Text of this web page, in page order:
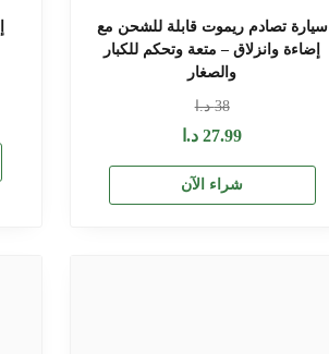
سيارة تصادم ريموت قابلة للشحن مع
إضاءة وانزلاق – متعة وتحكم للكبار
والصغار
38د.ا
27.99د.ا
شراء الآن